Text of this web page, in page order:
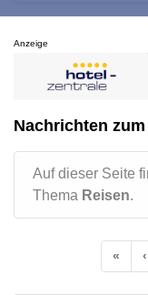
Anzeige
Nachrichten
Auf dieser Seite
Thema Reisen.
« ‹